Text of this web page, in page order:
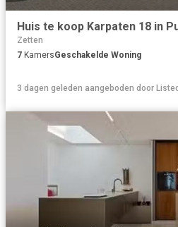
Zetten
7 KamersGeschakelde Woning
3 dagen geleden aangeboden door